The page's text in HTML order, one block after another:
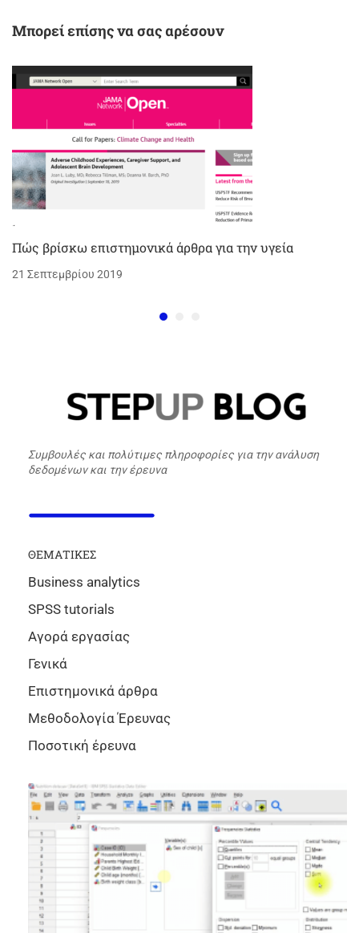
Μπορεί επίσης να σας αρέσουν
Πώς βρίσκω επιστημονικά άρθρα για την υγεία
21 Σεπτεμβρίου 2019
Συμβουλές και πολύτιμες πληροφορίες για την ανάλυση
δεδομένων και την έρευνα
ΘΕΜΑΤΙΚΕΣ
Business analytics
SPSS tutorials
Αγορά εργασίας
Γενικά
Επιστημονικά άρθρα
Μεθοδολογία Έρευνας
Ποσοτική έρευνα